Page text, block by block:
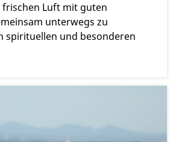
frischen Luft mit guten
unterwegs zu
spirituellen und besonderen